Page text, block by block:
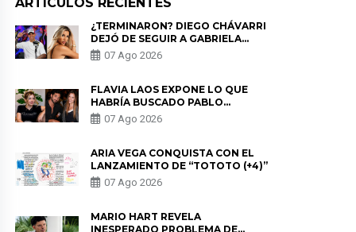
¿TERMINARON? DIEGO CHÁVARRI
DEJÓ DE SEGUIR A GABRIELA
HERRERA Y ANUNCIA SU SALIDA
DE PÓDCAST
07 Ago 2026
FLAVIA LAOS EXPONE LO QUE
HABRÍA BUSCADO PABLO
HEREDIA CON ALE FULLER: “UNA
DE LAS PARTES QUERÍA EL
07 Ago 2026
ARIA VEGA CONQUISTA CON EL
LANZAMIENTO DE “TOTOTO (+4)”
07 Ago 2026
MARIO HART REVELA
INESPERADO PROBLEMA DE